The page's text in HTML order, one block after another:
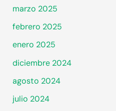
marzo 2025
febrero 2025
enero 2025
diciembre 2024
agosto 2024
julio 2024